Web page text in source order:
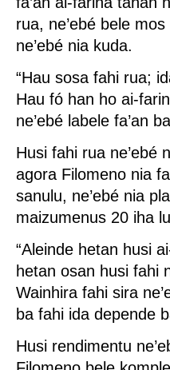
rua, ne’ebé bele
ne’ebé nia kuda.
“Hau sosa fahi rua;
Hau fó han ho ai-
ne’ebé labele fa’an
Husi fahi rua ne’ebé
agora Filomeno nia
sanulu, ne’ebé nia
maizumenus 20 iha
“Aleinde hetan husi
hetan osan husi fahi
Wainhira fahi sira
ba fahi ida depende
Husi rendimentu